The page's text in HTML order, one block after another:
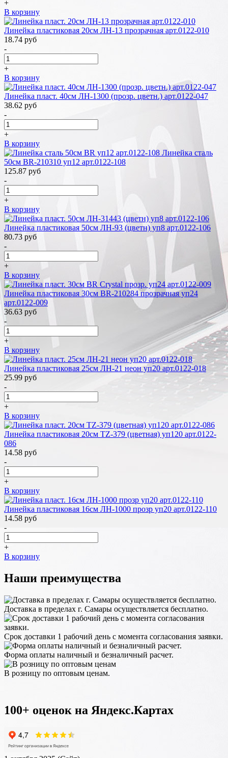
+
В корзину
Линейка пластиковая 20см ЛН-13 прозрачная арт.0122-010
18.74 руб
-
+
В корзину
Линейка пласт. 40см ЛН-1300 (прозр. цветн.) арт.0122-047
38.62 руб
-
+
В корзину
Линейка сталь
50см BR-210310 уп12 арт.0122-108
125.87 руб
-
+
В корзину
Линейка пластиковая 50см ЛН-93 (цветн) уп8 арт.0122-106
80.73 руб
-
+
В корзину
Линейка пластиковая 30см BR-210284 прозрачная уп24
арт.0122-009
36.63 руб
-
+
В корзину
Линейка пластиковая 25см ЛН-21 неон уп20 арт.0122-018
25.99 руб
-
+
В корзину
Линейка пластиковая 20см TZ-379 (цветная) уп120 арт.0122-
086
14.58 руб
-
+
В корзину
Линейка пластиковая 16см ЛН-1000 прозр уп20 арт.0122-110
14.58 руб
-
+
В корзину
Наши преимущества
Доставка в пределах г. Самары осуществляется бесплатно.
Срок доставки 1 рабочий день с момента согласования заявки.
Форма оплаты наличный и безналичный расчет.
В розницу по оптовым ценам.
100+ оценок на Яндекс.Картах